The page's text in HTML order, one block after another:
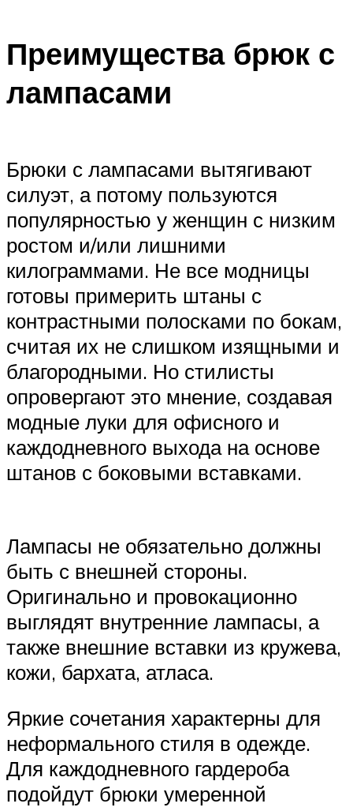
Преимущества брюк с
лампасами
Брюки с лампасами вытягивают
силуэт, а потому пользуются
популярностью у женщин с низким
ростом и/или лишними
килограммами. Не все модницы
готовы примерить штаны с
контрастными полосками по бокам,
считая их не слишком изящными и
благородными. Но стилисты
опровергают это мнение, создавая
модные луки для офисного и
каждодневного выхода на основе
штанов с боковыми вставками.
Лампасы не обязательно должны
быть с внешней стороны.
Оригинально и провокационно
выглядят внутренние лампасы, а
также внешние вставки из кружева,
кожи, бархата, атласа.
Яркие сочетания характерны для
неформального стиля в одежде.
Для каждодневного гардероба
подойдут брюки умеренной